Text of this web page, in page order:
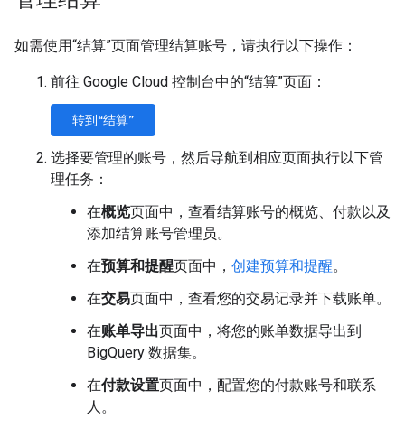
如需使用“结算”页面管理结算账号，请执行以下操作：
前往 Google Cloud 控制台中的“结算”页面：
转到“结算”
选择要管理的账号，然后导航到相应页面执行以下管
理任务：
在概览页面中，查看结算账号的概览、付款以及
添加结算账号管理员。
在预算和提醒页面中， 创建预算和提醒。
在交易页面中，查看您的交易记录并下载账单。
在账单导出页面中，将您的账单数据导出到
BigQuery 数据集。
在付款设置页面中，配置您的付款账号和联系
人。